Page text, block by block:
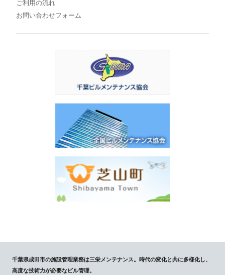
ご利用の流れ
お問い合わせフォーム
千葉県成田市の施設管理業務は三栄メンテナンス。時代の変化と共に多様化し、
高度な技術力が必要なビル管理。